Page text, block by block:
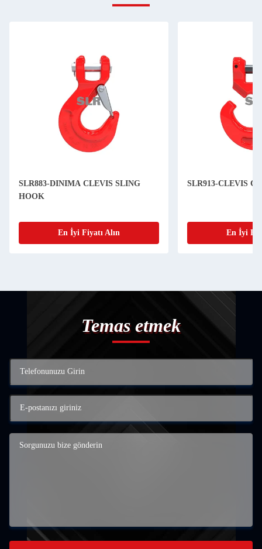
SLR883-DINIMA CLEVIS SLING
HOOK
En İyi Fiyatı Alın
SLR913-CLEVIS C
En İyi
Temas etmek